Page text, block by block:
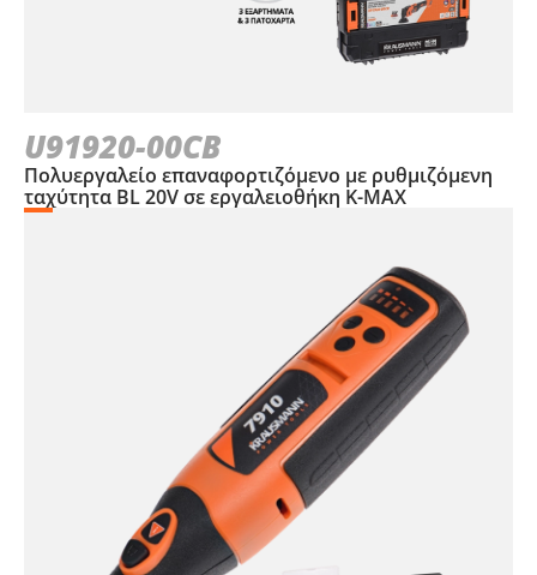
U91920-00CB
Πολυεργαλείο επαναφορτιζόμενο με ρυθμιζόμενη
ταχύτητα BL 20V σε εργαλειοθήκη Κ-ΜΑΧ